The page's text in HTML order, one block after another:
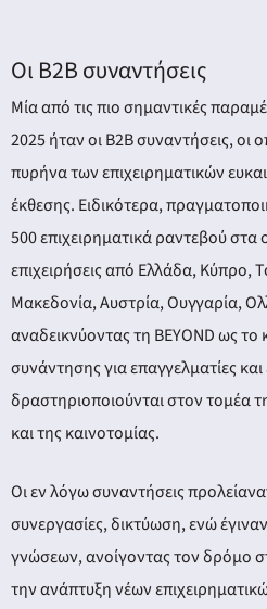
Οι B2B συναντήσεις
Μία από τις πιο σημαντικές
2025 ήταν οι B2B συναντήσεις, οι
πυρήνα των επιχειρηματικών
έκθεσης. Ειδικότερα,
500 επιχειρηματικά ραντεβού στα
επιχειρήσεις από Ελλάδα, Κύπρο,
Μακεδονία, Αυστρία, Ουγγαρία,
αναδεικνύοντας τη BEYOND ως
συνάντησης για επαγγελματίες και
δραστηριοποιούνται στον τομέα
και της καινοτομίας.
Οι εν λόγω συναντήσεις
συνεργασίες, δικτύωση, ενώ
γνώσεων, ανοίγοντας τον δρόμο
την ανάπτυξη νέων